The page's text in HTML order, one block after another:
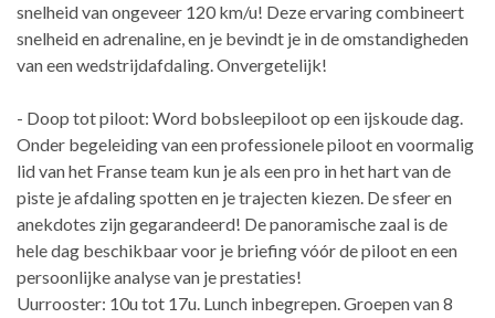
snelheid van ongeveer 120 km/u! Deze ervaring combineert
snelheid en adrenaline, en je bevindt je in de omstandigheden
van een wedstrijdafdaling. Onvergetelijk!
- Doop tot piloot: Word bobsleepiloot op een ijskoude dag.
Onder begeleiding van een professionele piloot en voormalig
lid van het Franse team kun je als een pro in het hart van de
piste je afdaling spotten en je trajecten kiezen. De sfeer en
anekdotes zijn gegarandeerd! De panoramische zaal is de
hele dag beschikbaar voor je briefing vóór de piloot en een
persoonlijke analyse van je prestaties!
Uurrooster: 10u tot 17u. Lunch inbegrepen. Groepen van 8